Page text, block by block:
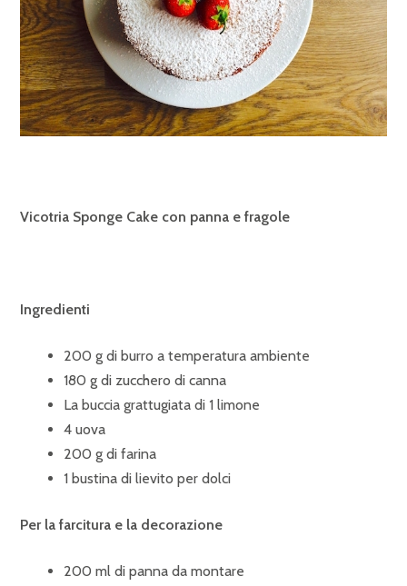
Vicotria Sponge Cake con panna e fragole
Ingredienti
200 g di burro a temperatura ambiente
180 g di zucchero di canna
La buccia grattugiata di 1 limone
4 uova
200 g di farina
1 bustina di lievito per dolci
Per la farcitura e la decorazione
200 ml di panna da montare